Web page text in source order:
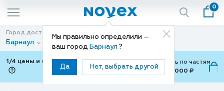
Мы правильно определили —
ваш город Барнаул ?
Да Нет, выбрать другой
0
Город доставки
Барнаул
Способ доставки
Доставка
1/4 цены и покупки ваши с Подели
Можно оплатить по частям
от 700 ₽ до 15,000 ₽